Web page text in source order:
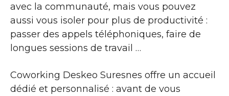
avec la communauté, mais vous pouvez
aussi vous isoler pour plus de productivité :
passer des appels téléphoniques, faire de
longues sessions de travail …
Coworking Deskeo Suresnes offre un accueil
dédié et personnalisé : avant de vous